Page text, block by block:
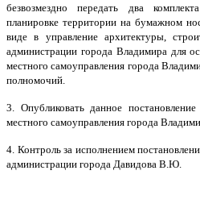
безвозмездно передать два
планировке территории на бумажном
виде в управление архитектуры,
администрации города Владимира для
местного самоуправления города
полномочий.
3. Опубликовать данное
местного самоуправления города
4. Контроль за исполнением
администрации города Давидова В.Ю.